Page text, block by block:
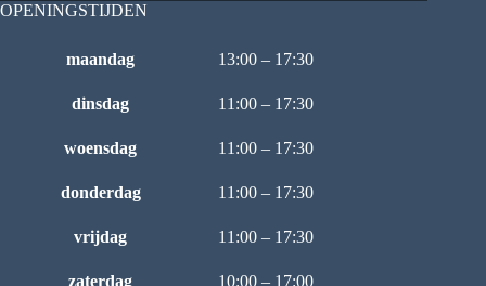
OPENINGSTIJDEN
maandag 13:00 – 17:30
dinsdag 11:00 – 17:30
woensdag 11:00 – 17:30
donderdag 11:00 – 17:30
vrijdag 11:00 – 17:30
zaterdag 10:00 – 17:00